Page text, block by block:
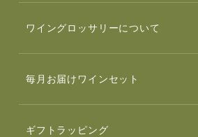
ワイングロッサリーについて
毎月お届けワインセット
ギフトラッピング